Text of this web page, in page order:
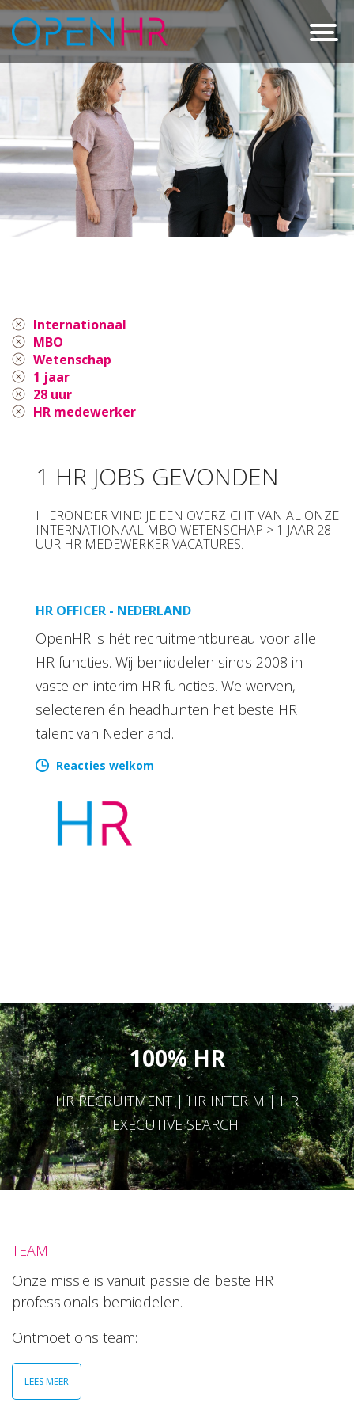
Internationaal
MBO
Wetenschap
1 jaar
28 uur
HR medewerker
1 HR JOBS GEVONDEN
HIERONDER VIND JE EEN OVERZICHT VAN AL ONZE
INTERNATIONAAL MBO WETENSCHAP > 1 JAAR 28
UUR HR MEDEWERKER VACATURES.
HR OFFICER - NEDERLAND
OpenHR is hét recruitmentbureau voor alle
HR functies. Wij bemiddelen sinds 2008 in
vaste en interim HR functies. We werven,
selecteren én headhunten het beste HR
talent van Nederland.
Reacties welkom
100% HR
HR RECRUITMENT | HR INTERIM | HR
EXECUTIVE SEARCH
TEAM
Onze missie is vanuit passie de beste HR
professionals bemiddelen.
Ontmoet ons team:
LEES MEER